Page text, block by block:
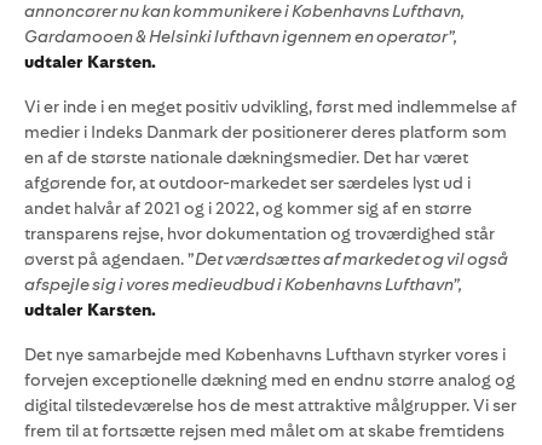
annoncører nu kan kommunikere i Københavns Lufthavn,
Gardamooen & Helsinki lufthavn igennem en operatør”,
udtaler Karsten.
Vi er inde i en meget positiv udvikling, først med indlemmelse af
medier i Indeks Danmark der positionerer deres platform som
en af de største nationale dækningsmedier. Det har været
afgørende for, at outdoor-markedet ser særdeles lyst ud i
andet halvår af 2021 og i 2022, og kommer sig af en større
transparens rejse, hvor dokumentation og troværdighed står
øverst på agendaen. ”Det værdsættes af markedet og vil også
afspejle sig i vores medieudbud i Københavns Lufthavn”,
udtaler Karsten.
Det nye samarbejde med Københavns Lufthavn styrker vores i
forvejen exceptionelle dækning med en endnu større analog og
digital tilstedeværelse hos de mest attraktive målgrupper. Vi ser
frem til at fortsætte rejsen med målet om at skabe fremtidens